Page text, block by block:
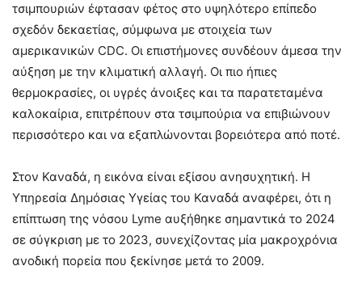
τσιμπουριών έφτασαν φέτος στο υψηλότερο επίπεδο
σχεδόν δεκαετίας, σύμφωνα με στοιχεία των
αμερικανικών CDC. Οι επιστήμονες συνδέουν άμεσα την
αύξηση με την κλιματική αλλαγή. Οι πιο ήπιες
θερμοκρασίες, οι υγρές άνοιξες και τα παρατεταμένα
καλοκαίρια, επιτρέπουν στα τσιμπούρια να επιβιώνουν
περισσότερο και να εξαπλώνονται βορειότερα από ποτέ.
Στον Καναδά, η εικόνα είναι εξίσου ανησυχητική. Η
Υπηρεσία Δημόσιας Υγείας του Καναδά αναφέρει, ότι η
επίπτωση της νόσου Lyme αυξήθηκε σημαντικά το 2024
σε σύγκριση με το 2023, συνεχίζοντας μία μακροχρόνια
ανοδική πορεία που ξεκίνησε μετά το 2009.